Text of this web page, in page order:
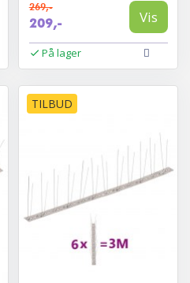
269,-
209,- Vis
På lager
TILBUD